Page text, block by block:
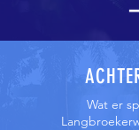
Wat er